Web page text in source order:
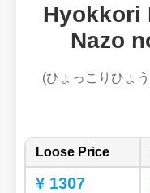
Hyokkori
Nazo
(ひょっこりひょ
Loose Price
¥ 1307